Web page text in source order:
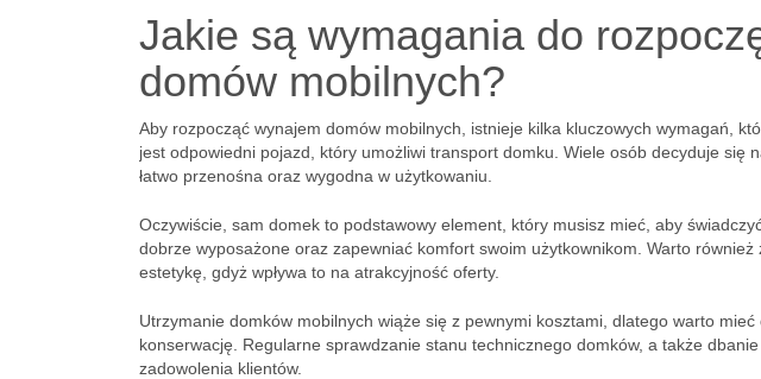
Jakie są wymagania do
domów mobilnych?
Aby rozpocząć wynajem domów mobilnych, istnieje kilka kluczowych wymagań,
jest odpowiedni pojazd, który umożliwi transport domku. Wiele osób decyduje się
łatwo przenośna oraz wygodna w użytkowaniu.
Oczywiście, sam domek to podstawowy element, który musisz mieć, aby
dobrze wyposażone oraz zapewniać komfort swoim użytkownikom. Warto
estetykę, gdyż wpływa to na atrakcyjność oferty.
Utrzymanie domków mobilnych wiąże się z pewnymi kosztami, dlatego warto
konserwację. Regularne sprawdzanie stanu technicznego domków, a także
zadowolenia klientów.